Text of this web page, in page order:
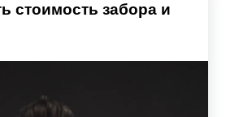
стоимость забора и